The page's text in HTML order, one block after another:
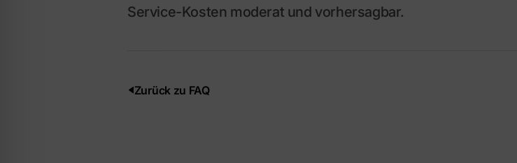
Service-Kosten moderat und vorhersagbar.
Zurück zu FAQ